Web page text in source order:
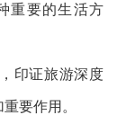
重要的生活方
印证旅游深度
要作用。